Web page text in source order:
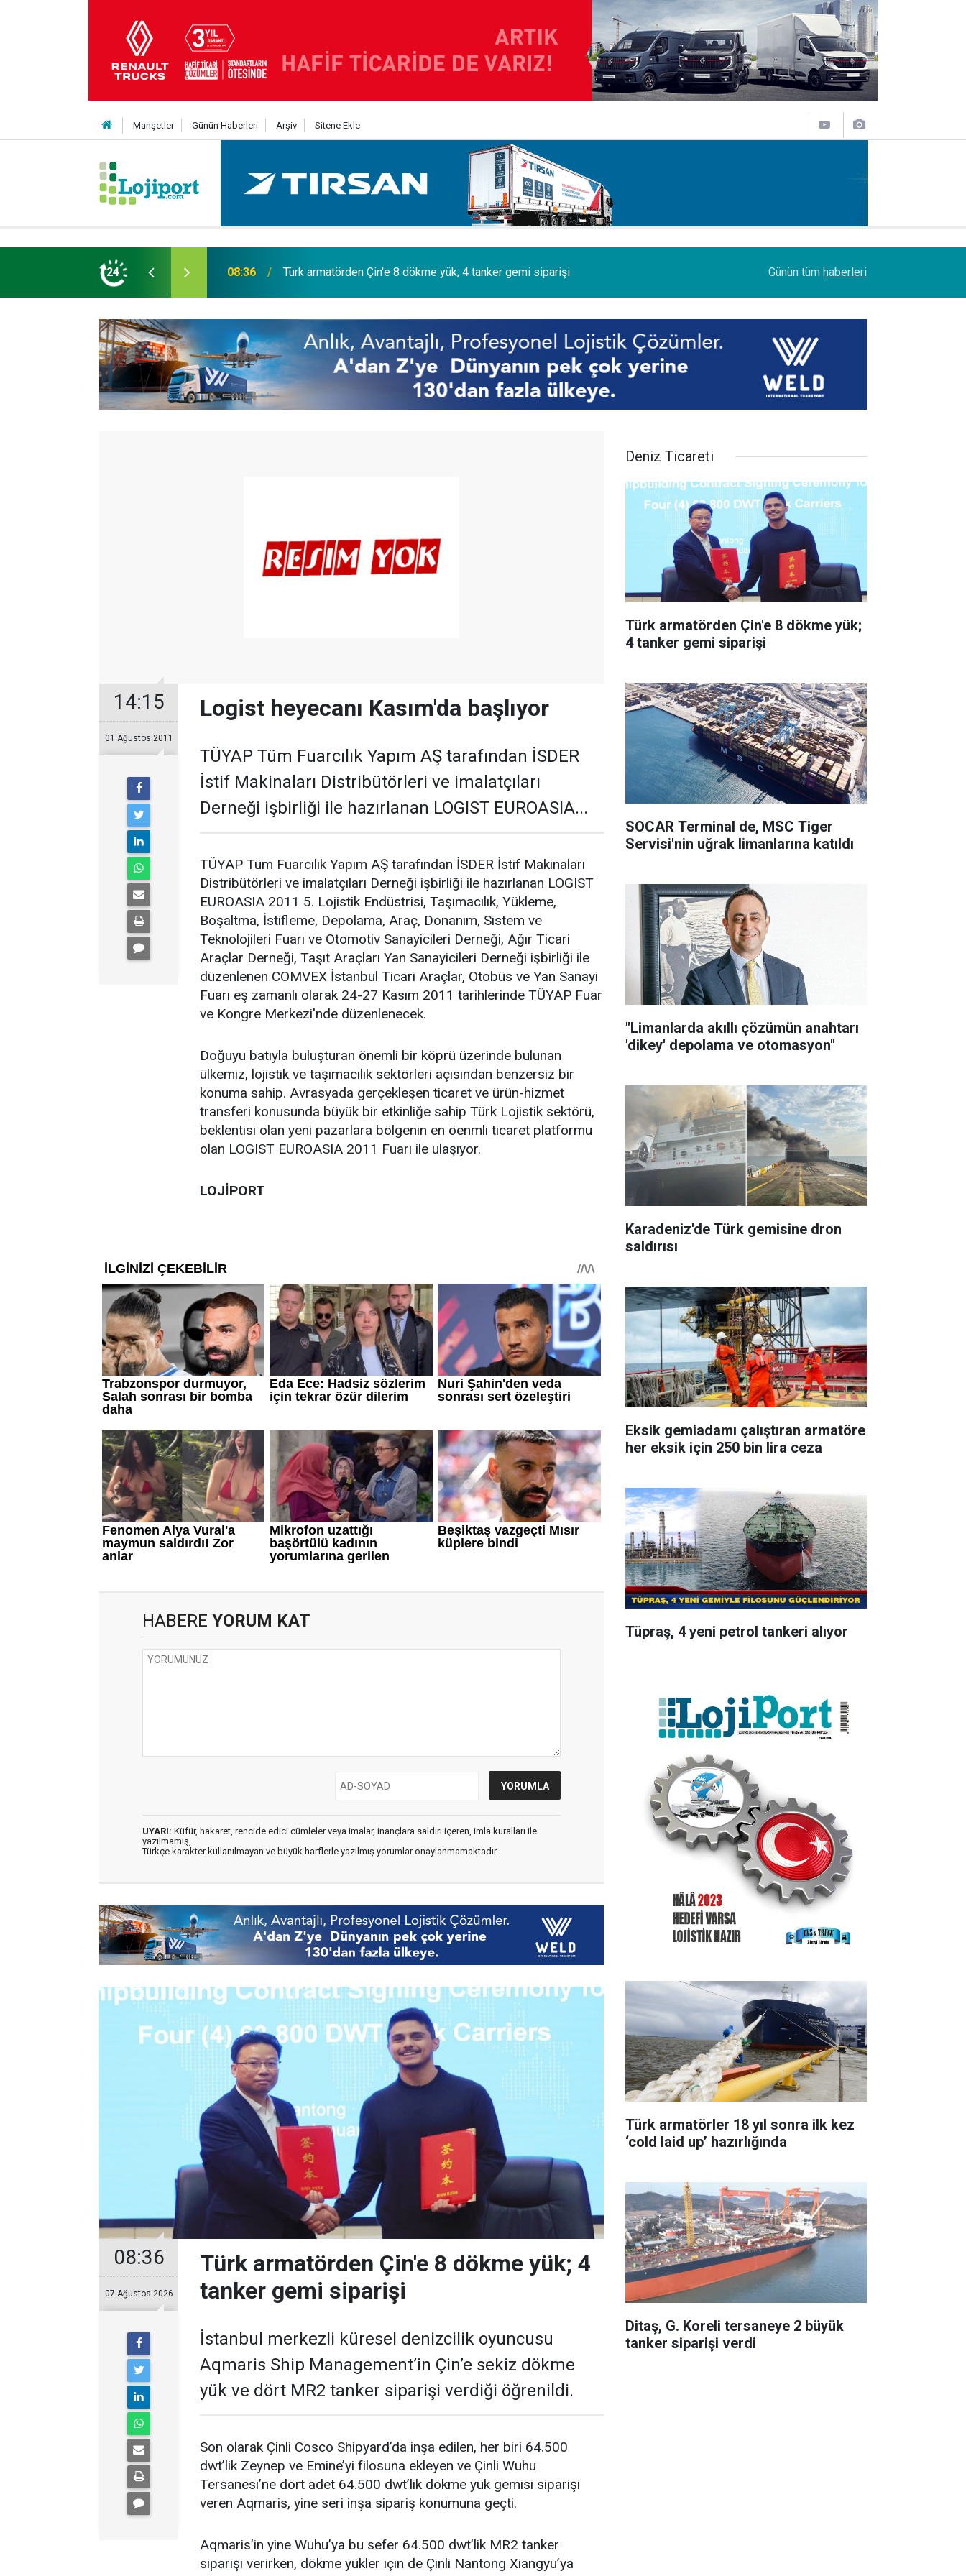
Manşetler Günün Haberleri Arşiv Sitene Ekle
24
4 tanker gemi siparişi 18:04 Enver Geçgel Turizm, filosuna 63 Yıldız daha kattı Lojistik sektörünün acı kaybı; Cihan Yıldıran
Günün tüm haberleri
14:15
01 Ağustos 2011
Logist heyecanı Kasım'da başlıyor
TÜYAP Tüm Fuarcılık Yapım AŞ tarafından İSDER
İstif Makinaları Distribütörleri ve imalatçıları
Derneği işbirliği ile hazırlanan LOGIST EUROASIA...
TÜYAP Tüm Fuarcılık Yapım AŞ tarafından İSDER İstif Makinaları
Distribütörleri ve imalatçıları Derneği işbirliği ile hazırlanan LOGIST
EUROASIA 2011 5. Lojistik Endüstrisi, Taşımacılık, Yükleme,
Boşaltma, İstifleme, Depolama, Araç, Donanım, Sistem ve
Teknolojileri Fuarı ve Otomotiv Sanayicileri Derneği, Ağır Ticari
Araçlar Derneği, Taşıt Araçları Yan Sanayicileri Derneği işbirliği ile
düzenlenen COMVEX İstanbul Ticari Araçlar, Otobüs ve Yan Sanayi
Fuarı eş zamanlı olarak 24-27 Kasım 2011 tarihlerinde TÜYAP Fuar
ve Kongre Merkezi'nde düzenlenecek.
Doğuyu batıyla buluşturan önemli bir köprü üzerinde bulunan
ülkemiz, lojistik ve taşımacılık sektörleri açısından benzersiz bir
konuma sahip. Avrasyada gerçekleşen ticaret ve ürün-hizmet
transferi konusunda büyük bir etkinliğe sahip Türk Lojistik sektörü,
beklentisi olan yeni pazarlara bölgenin en öenmli ticaret platformu
olan LOGIST EUROASIA 2011 Fuarı ile ulaşıyor.
LOJİPORT
HABERE YORUM KAT
UYARI: Küfür, hakaret, rencide edici cümleler veya imalar, inançlara saldırı içeren, imla kuralları ile
yazılmamış,
Türkçe karakter kullanılmayan ve büyük harflerle yazılmış yorumlar onaylanmamaktadır.
08:36
07 Ağustos 2026
Türk armatörden Çin'e 8 dökme yük; 4
tanker gemi siparişi
İstanbul merkezli küresel denizcilik oyuncusu
Aqmaris Ship Management’in Çin’e sekiz dökme
yük ve dört MR2 tanker siparişi verdiği öğrenildi.
Son olarak Çinli Cosco Shipyard’da inşa edilen, her biri 64.500
dwt’lik Zeynep ve Emine’yi filosuna ekleyen ve Çinli Wuhu
Tersanesi’ne dört adet 64.500 dwt’lik dökme yük gemisi siparişi
veren Aqmaris, yine seri inşa sipariş konumuna geçti.
Aqmaris’in yine Wuhu’ya bu sefer 64.500 dwt’lik MR2 tanker
siparişi verirken, dökme yükler için de Çinli Nantong Xiangyu’ya
Deniz Ticareti
Türk armatörden Çin'e 8 dökme yük;
4 tanker gemi siparişi
SOCAR Terminal de, MSC Tiger
Servisi'nin uğrak limanlarına katıldı
"Limanlarda akıllı çözümün anahtarı
'dikey' depolama ve otomasyon"
Karadeniz'de Türk gemisine dron
saldırısı
Eksik gemiadamı çalıştıran armatöre
her eksik için 250 bin lira ceza
Tüpraş, 4 yeni petrol tankeri alıyor
Türk armatörler 18 yıl sonra ilk kez
‘cold laid up’ hazırlığında
Ditaş, G. Koreli tersaneye 2 büyük
tanker siparişi verdi